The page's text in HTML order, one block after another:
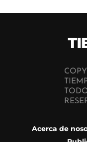
Acerca de